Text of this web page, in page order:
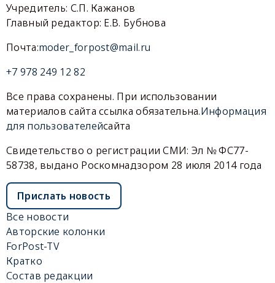
Учредитель: С.П. Кажанов
Главный редактор: Е.В. Бубнова
Почта:moder_forpost@mail.ru
+7 978 249 12 82
Все права сохранены. При использовании
материалов сайта ссылка обязательна.Информация
для пользователейсайта
Свидетельство о регистрации СМИ: Эл № ФС77-
58738, выдано Роскомнадзором 28 июля 2014 года
Прислать новость
Все новости
Авторские колонки
ForPost-TV
Кратко
Состав редакции